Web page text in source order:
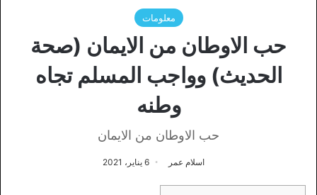
معلومات
حب الاوطان من الايمان (صحة
الحديث) وواجب المسلم تجاه
وطنه
حب الاوطان من الايمان
اسلام عمر 6 يناير، 2021